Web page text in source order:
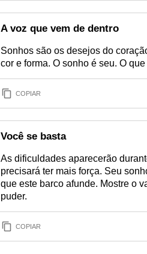
A voz que vem de dentro
Sonhos são os desejos do
cor e forma. O sonho é seu. O
COPIAR
Você se basta
As dificuldades aparecerão
precisará ter mais força. Seu
que este barco afunde. Mostre o
puder.
COPIAR